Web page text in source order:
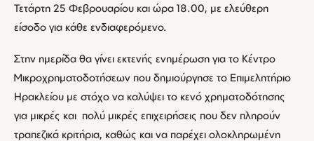
Τετάρτη 25 Φεβρουαρίου και ώρα 18.00, με ελεύθερη
είσοδο για κάθε ενδιαφερόμενο.
Στην ημερίδα θα γίνει εκτενής ενημέρωση για το Κέντρο
Μικροχρηματοδοτήσεων που δημιούργησε το Επιμελητήριο
Ηρακλείου με στόχο να καλύψει το κενό χρηματοδότησης
για μικρές και πολύ μικρές επιχειρήσεις που δεν πληρούν
τραπεζικά κριτήρια, καθώς και να παρέχει ολοκληρωμένη